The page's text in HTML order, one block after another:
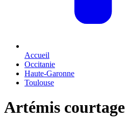
Accueil
Occitanie
Haute-Garonne
Toulouse
Artémis courtage